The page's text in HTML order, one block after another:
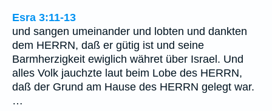
Esra 3:11-13
und sangen umeinander und lobten und dankten
dem HERRN, daß er gütig ist und seine
Barmherzigkeit ewiglich währet über Israel. Und
alles Volk jauchzte laut beim Lobe des HERRN,
daß der Grund am Hause des HERRN gelegt war.
…